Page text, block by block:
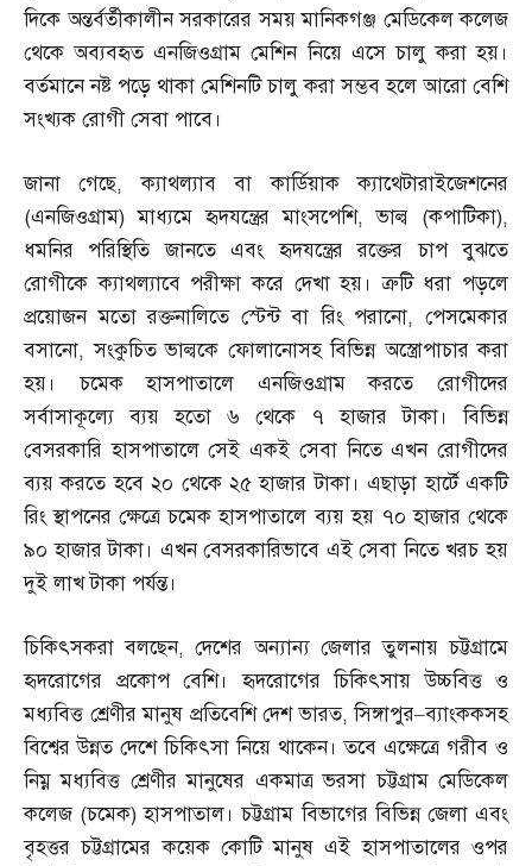
দিকে অন্তর্বর্তীকালীন সরকারের সময় মানিকগঞ্জ মেডিকেল কলেজ
থেকে অব্যবহৃত এনজিওগ্রাম মেশিন নিয়ে এসে চালু করা হয়।
বর্তমানে নষ্ট পড়ে থাকা মেশিনটি চালু করা সম্ভব হলে আরো বেশি
সংখ্যক রোগী সেবা পাবে।
জানা গেছে,ক্যাথল্যাব বা কার্ডিয়াক ক্যাথেটারাইজেশনের
(এনজিওগ্রাম)মাধ্যমে হৃদযন্ত্রের মাংসপেশি,ভাল্ব (কপাটিকা),
ধমনির পরিস্থিতি জানতে এবং হৃদযন্ত্রের রক্তের চাপ বুঝতে
রোগীকে ক্যাথল্যাবে পরীক্ষা করে দেখা হয়। ত্রুটি ধরা পড়লে
প্রয়োজন মতো রক্তনালিতে স্টেন্ট বা রিং পরানো,পেসমেকার
বসানো,সংকুচিত ভাল্বকে ফোলানোসহ বিভিন্ন অস্ত্রোপাচার করা
হয়। চমেক হাসপাতালে এনজিওগ্রাম করতে রোগীদের
সর্বাসাকূল্যে ব্যয় হতো ৬ থেকে ৭ হাজার টাকা। বিভিন্ন
বেসরকারি হাসপাতালে সেই একই সেবা নিতে এখন রোগীদের
ব্যয় করতে হবে ২০ থেকে ২৫ হাজার টাকা। এছাড়া হার্টে একটি
রিং স্থাপনের ক্ষেত্রে চমেক হাসপাতালে ব্যয় হয় ৭০ হাজার থেকে
৯০ হাজার টাকা। এখন বেসরকারিভাবে এই সেবা নিতে খরচ হয়
দুই লাখ টাকা পর্যন্ত।
চিকিৎসকরা বলছেন,দেশের অন্যান্য জেলার তুলনায় চট্টগ্রামে
হৃদরোগের প্রকোপ বেশি। হৃদরোগের চিকিৎসায় উচ্চবিত্ত ও
মধ্যবিত্ত শ্রেণীর মানুষ প্রতিবেশি দেশ ভারত,সিঙ্গাপুর–ব্যাংককসহ
বিশ্বের উন্নত দেশে চিকিৎসা নিয়ে থাকেন। তবে এক্ষেত্রে গরীব ও
নিম্ন মধ্যবিত্ত শ্রেণীর মানুষের একমাত্র ভরসা চট্টগ্রাম মেডিকেল
কলেজ (চমেক)হাসপাতাল। চট্টগ্রাম বিভাগের বিভিন্ন জেলা এবং
বৃহত্তর চট্টগ্রামের কয়েক কোটি মানুষ এই হাসপাতালের ওপর